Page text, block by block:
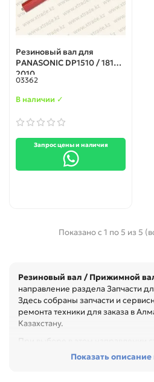
Резиновый вал для
PANASONIC DP1510 / 1810 /
2010
03362
В наличии ✓
Запрос цены и наличия
Показано с 1 по 5 из 5
Резиновый вал / Прижимной
направление раздела Запчасти
Здесь собраны запчасти и
ремонта техники для заказа в
Казахстану.
При выборе в этом направлении
название товара, но и
Показать